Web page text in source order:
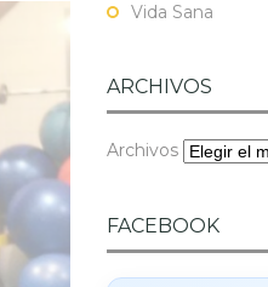
Vida Sana
ARCHIVOS
Archivos
FACEBOOK